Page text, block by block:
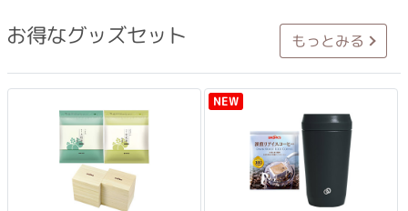
お得なグッズセット もっとみる
NEW